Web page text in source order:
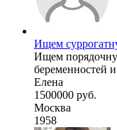
Ищем
Ищем
беременностей
Елена
1500000 руб.
Москва
1958